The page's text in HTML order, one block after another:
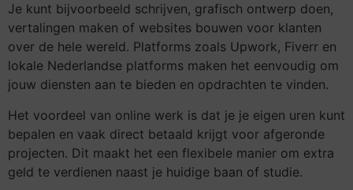
Je kunt bijvoorbeeld schrijven, grafisch ontwerp doen,
vertalingen maken of websites bouwen voor klanten
over de hele wereld. Platforms zoals Upwork, Fiverr en
lokale Nederlandse platforms maken het eenvoudig om
jouw diensten aan te bieden en opdrachten te vinden.
Het voordeel van online werk is dat je je eigen uren kunt
bepalen en vaak direct betaald krijgt voor afgeronde
projecten. Dit maakt het een flexibele manier om extra
geld te verdienen naast je huidige baan of studie.